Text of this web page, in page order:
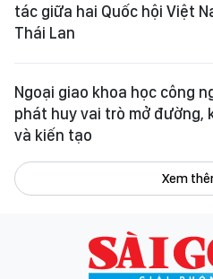
tác giữa hai Quốc hội Việt
Thái Lan
Ngoại giao khoa học công
phát huy vai trò mở đường,
và kiến tạo
Xem